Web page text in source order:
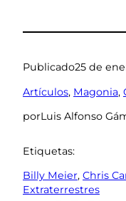
Publicado25 de
Artículos, Magonia,
porLuis Alfonso
Etiquetas:
Billy Meier, Chris
Extraterrestres